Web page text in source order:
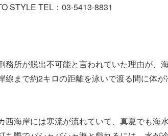
STYLE TEL：03-5413-8831
務所が脱出不可能と言われていた理由が、
線まで約2キロの距離を泳いで渡る間に体
西海岸には寒流が流れていて、真夏でも海